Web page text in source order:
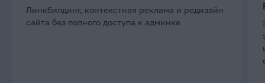
Линкбилдинг, контекстная реклама и редизайн
сайта без полного доступа к админке